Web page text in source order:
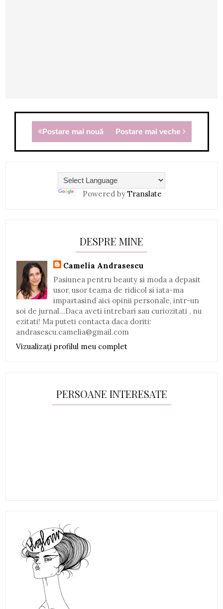
Postare mai nouă Postare mai veche
Powered by Translate
DESPRE MINE
Camelia Andrasescu
Pasiunea pentru beauty si moda a depasit
usor, usor teama de ridicol si iata-ma
impartasind aici opinii personale, intr-un
soi de jurnal...Daca aveti intrebari sau curiozitati , nu
ezitati! Ma puteti contacta daca doriti:
andrasescu.camelia@gmail.com
Vizualizați profilul meu complet
PERSOANE INTERESATE